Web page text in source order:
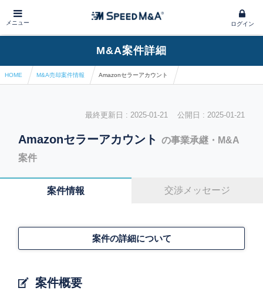
メニュー ログイン
M&A案件詳細
HOME M&A売却案件情報 Amazonセラーアカウント
最終更新日 : 2025-01-21 公開日 : 2025-01-21
Amazonセラーアカウント
の事業承継・M&A
案件
案件情報 交渉メッセージ
案件概要
案件の詳細について